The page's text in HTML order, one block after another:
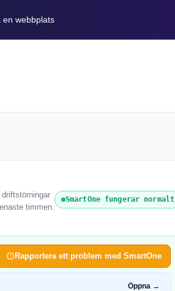
en webbplats
timmen.
SmartOne fungerar normalt
Rapportera ett problem med SmartOne
Öppna →